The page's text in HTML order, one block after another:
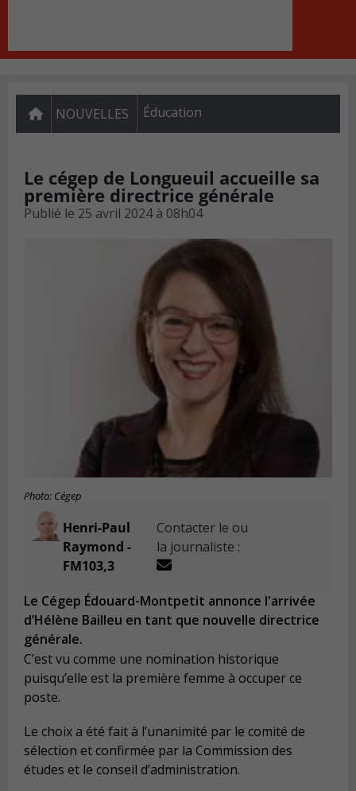
NOUVELLES Éducation
Le cégep de Longueuil accueille sa
première directrice générale
Publié le 25 avril 2024 à 08h04
Photo: Cégep
Henri-Paul
Raymond -
FM103,3
Contacter le ou
la journaliste :
Le Cégep Édouard-Montpetit annonce l'arrivée
d’Hélène Bailleu en tant que nouvelle directrice
générale.
C’est vu comme une nomination historique
puisqu’elle est la première femme à occuper ce
poste.
Le choix a été fait à l’unanimité par le comité de
sélection et confirmée par la Commission des
études et le conseil d’administration.